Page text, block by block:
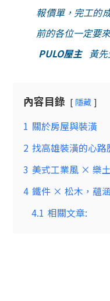
報價單，完工的
前的各位一定要
PULO屋主 黃
內容目錄 隱藏
1 關於房屋與裝潢
2 找高雄裝潢的心路
3 美式工業風 × 樂
4 鐵件 × 松木，蘊
4.1 相關文章: